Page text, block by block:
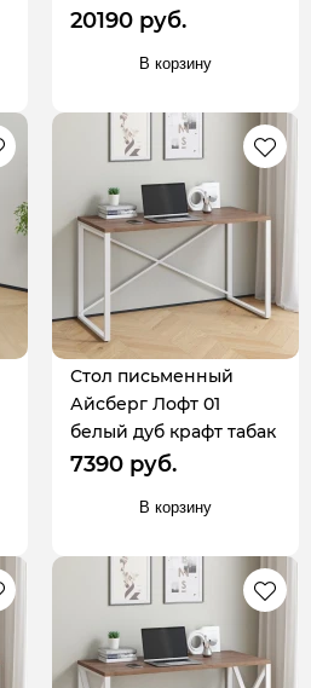
20190 руб.
В корзину
Стол письменный
Айсберг Лофт 01
белый дуб крафт табак
7390 руб.
В корзину